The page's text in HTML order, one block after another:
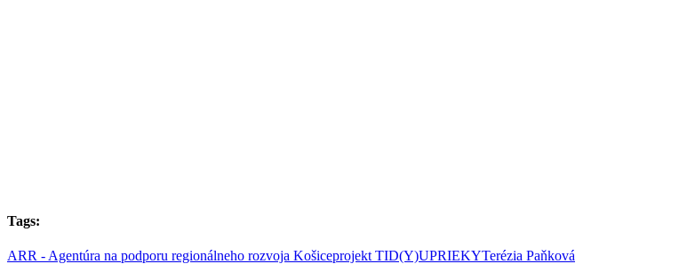
Tags:
ARR - Agentúra na podporu regionálneho rozvoja Košiceprojekt TID(Y)UPRIEKYTerézia Paňková